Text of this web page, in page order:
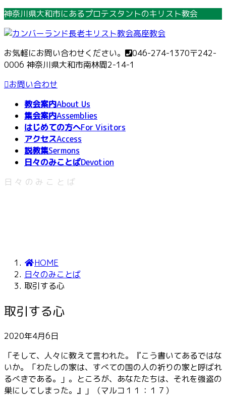
コ
テ
ン
ツ
へ
ス
ナ
ゲ
ー
シ
ョ
ン
神奈川県大和市にあるプロテスタントのキリスト教会
お気軽にお問い合わせください。 046-274-1370〒242-
0006 神奈川県大和市南林間2-14-1
お問い合わせ
教会案内About Us
集会案内Assemblies
はじめての方へFor Visitors
アクセスAccess
説教集Sermons
日々のみことばDevotion
日々のみことば
HOME
日々のみことば
取引する心
取引する心
2020年4月6日
「そして、人々に教えて言われた。『こう書いてあるではな
いか。「わたしの家は、すべての国の人の祈りの家と呼ばれ
るべきである。」。ところが、あなたたちは、それを強盗の
巣にしてしまった。』」（マルコ１１：１７）